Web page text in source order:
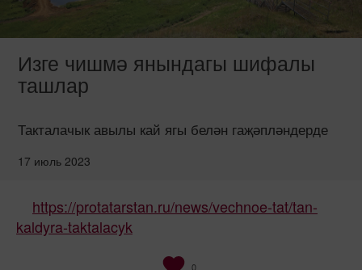
Изге чишмә янындагы шифалы
ташлар
Такталачык авылы кай ягы белән гаҗәпләндерде
17 июль 2023
https://protatarstan.ru/news/vechnoe-tat/tan-
kaldyra-taktalacyk
0